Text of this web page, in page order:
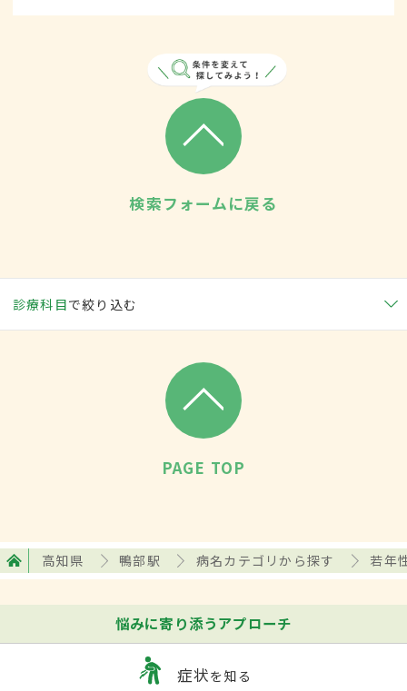
検索フォームに戻る
診療科目で絞り込む
PAGE TOP
高知県 鴨部駅 病名カテゴリから探す 若年
悩みに寄り添うアプローチ
症状を知る